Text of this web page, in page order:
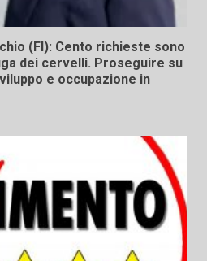
(FI): Cento richieste sono
dei cervelli. Proseguire su
e occupazione in